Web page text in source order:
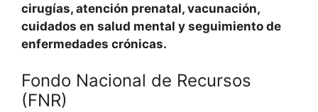
cirugías, atención prenatal, vacunación,
cuidados en salud mental y seguimiento de
enfermedades crónicas.
Fondo Nacional de Recursos
(FNR)